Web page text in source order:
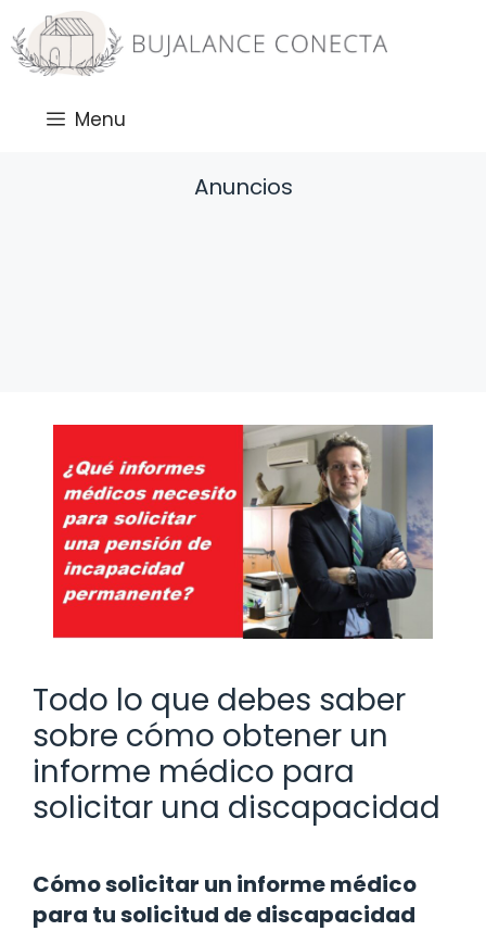
Saltar
al
contenido
Menu
Anuncios
Todo lo que debes saber
sobre cómo obtener un
informe médico para
solicitar una discapacidad
Cómo solicitar un informe médico
para tu solicitud de discapacidad